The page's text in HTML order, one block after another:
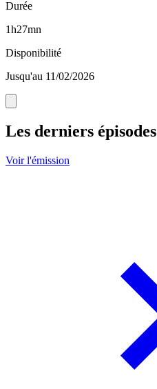
Durée
1h27mn
Disponibilité
Jusqu'au 11/02/2026
Les derniers épisodes
Voir l'émission